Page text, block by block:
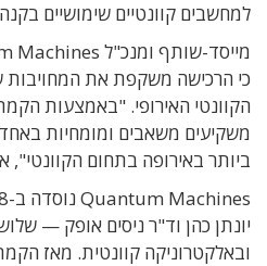
למחשבים קוונטיים שימושיים
כי הרכישה משקפת את
הקוונטי האירופי. "באמצעות
משקיעים משאבים ומומחיות
ביותר באירופה בתחום הקוונטי",
יונתן כהן וד"ר ניסים אופק —